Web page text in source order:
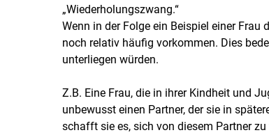
„Wiederholungszwang.“
Wenn in der Folge ein Beispiel einer
noch relativ häufig vorkommen. Dies
unterliegen würden.
Z.B. Eine Frau, die in ihrer Kindheit und
unbewusst einen Partner, der sie in
schafft sie es, sich von diesem Partner